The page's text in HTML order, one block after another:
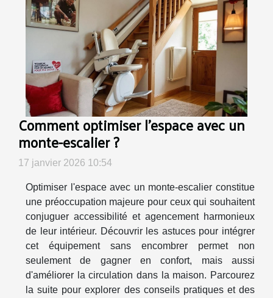
Comment optimiser l'espace avec un
monte-escalier ?
17 janvier 2026 10:54
Optimiser l'espace avec un monte-escalier constitue
une préoccupation majeure pour ceux qui souhaitent
conjuguer accessibilité et agencement harmonieux
de leur intérieur. Découvrir les astuces pour intégrer
cet équipement sans encombrer permet non
seulement de gagner en confort, mais aussi
d'améliorer la circulation dans la maison. Parcourez
la suite pour explorer des conseils pratiques et des